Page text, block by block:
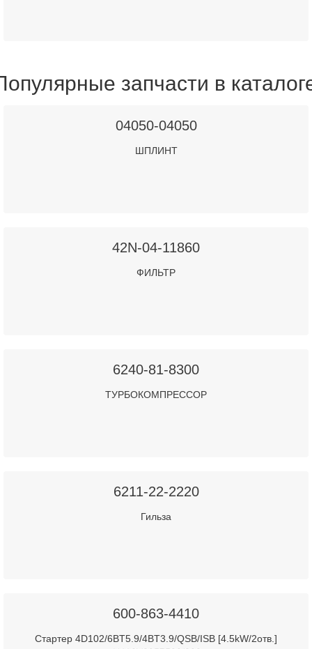
запчасти в
04050-04050
ШПЛИНТ
42N-04-11860
ФИЛЬТР
6240-81-8300
ТУРБОКОМПРЕССОР
6211-22-2220
Гильза
600-863-4410
Стартер 4D102/6BT5.9/4BT3.9/QSB/ISB [4.5kW/2отв.]